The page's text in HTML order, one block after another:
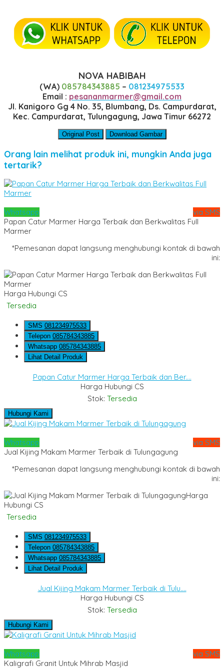
NOVA HABIBAH
(WA) 085784343885 – 081234975533
Email : pesananmarmer@gmail.com
Jl. Kanigoro Gg 4 No. 35, Blumbang, Ds. Campurdarat,
Kec. Campurdarat, Tulungagung, Jawa Timur 66272
Original Post Download Gambar
Orang lain melihat produk ini, mungkin Anda juga
tertarik?
Whatsapp
via SMS
Papan Catur Marmer Harga Terbaik dan Berkwalitas Full
Marmer
*Pemesanan dapat langsung menghubungi kontak di bawah
ini:
Harga Hubungi CS
Tersedia
SMS 081234975533
Telepon 085784343885
Whatsapp 085784343885
Lihat Detail Produk
Papan Catur Marmer Harga Terbaik dan Ber....
Harga Hubungi CS
Stok: Tersedia
Hubungi Kami
Whatsapp
via SMS
Jual Kijing Makam Marmer Terbaik di Tulungagung
*Pemesanan dapat langsung menghubungi kontak di bawah
ini:
Harga
Hubungi CS
Tersedia
SMS 081234975533
Telepon 085784343885
Whatsapp 085784343885
Lihat Detail Produk
Jual Kijing Makam Marmer Terbaik di Tulu....
Harga Hubungi CS
Stok: Tersedia
Hubungi Kami
Whatsapp
via SMS
Kaligrafi Granit Untuk Mihrab Masjid